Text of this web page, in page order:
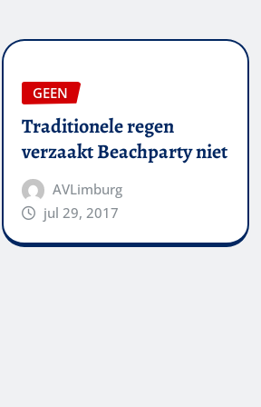
GEEN
Traditionele regen
verzaakt Beachparty niet
AVLimburg
jul 29, 2017